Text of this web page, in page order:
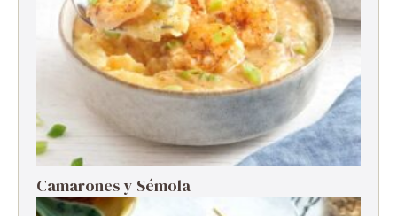
Camarones y Sémola